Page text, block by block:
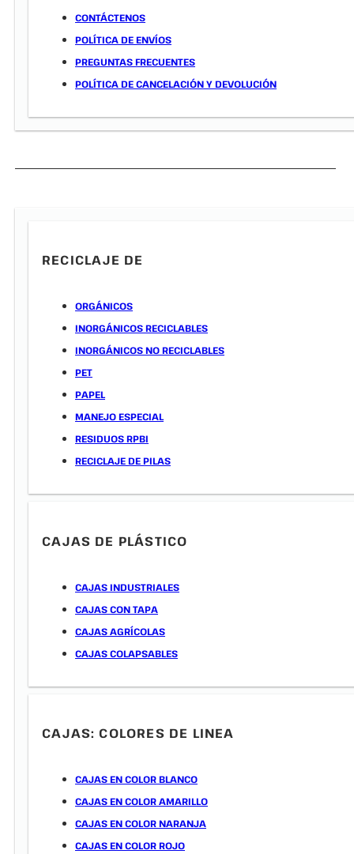
CONTÁCTENOS
POLÍTICA DE ENVÍOS
PREGUNTAS FRECUENTES
POLÍTICA DE CANCELACIÓN Y DEVOLUCIÓN
RECICLAJE DE
ORGÁNICOS
INORGÁNICOS RECICLABLES
INORGÁNICOS NO RECICLABLES
PET
PAPEL
MANEJO ESPECIAL
RESIDUOS RPBI
RECICLAJE DE PILAS
CAJAS DE PLÁSTICO
CAJAS INDUSTRIALES
CAJAS CON TAPA
CAJAS AGRÍCOLAS
CAJAS COLAPSABLES
CAJAS: COLORES DE LINEA
CAJAS EN COLOR BLANCO
CAJAS EN COLOR AMARILLO
CAJAS EN COLOR NARANJA
CAJAS EN COLOR ROJO